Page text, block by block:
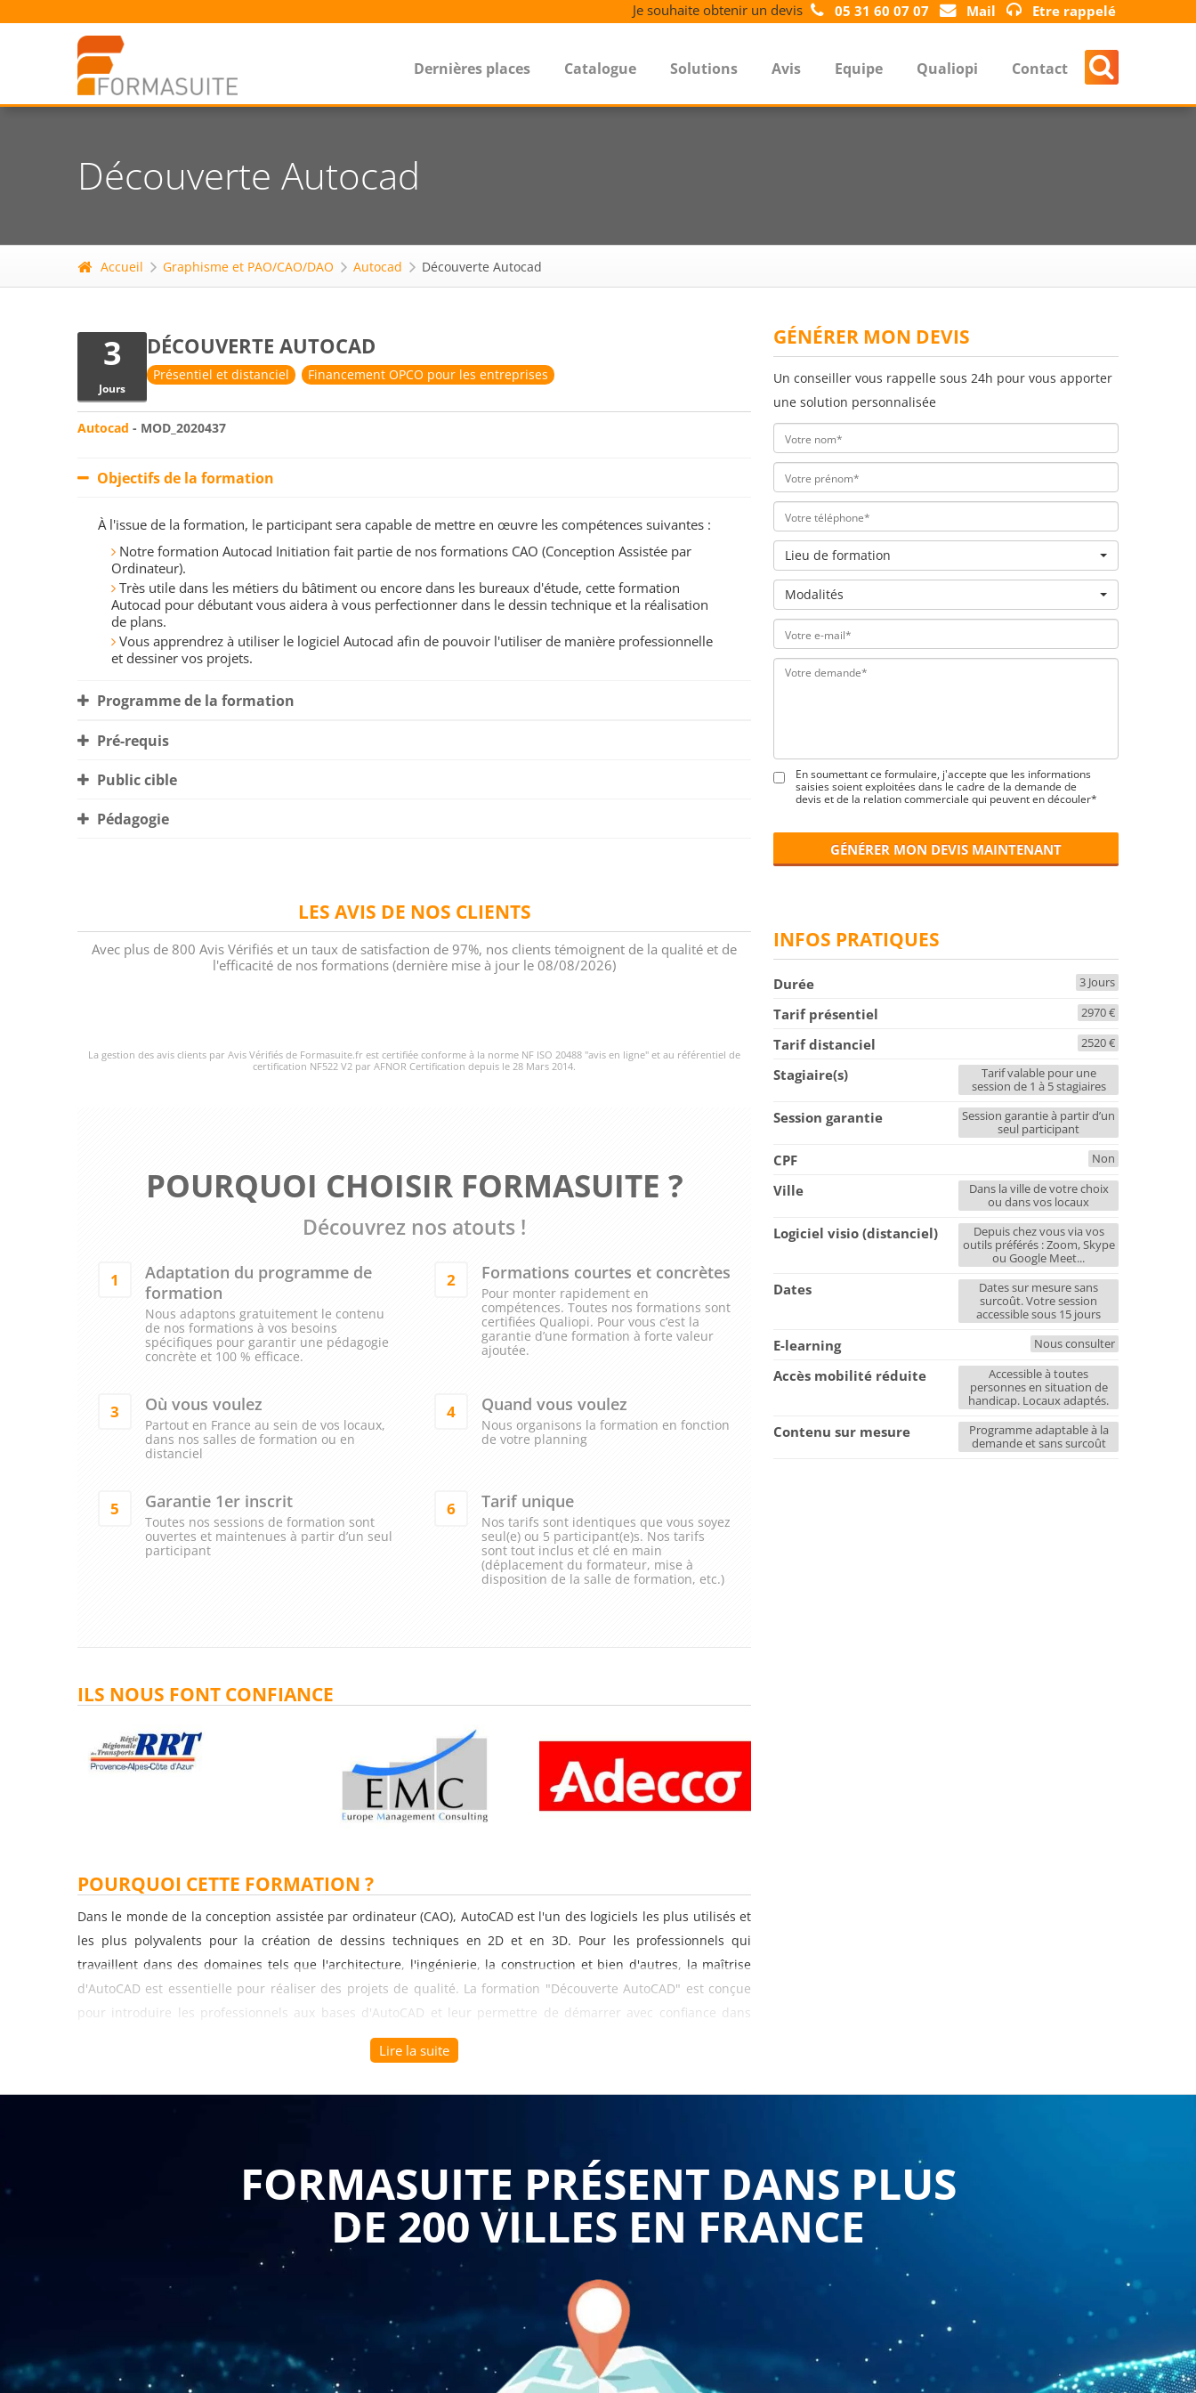
Je souhaite obtenir un devis 05 31 60 07 07 Mail Etre rappelé
Dernières places Catalogue Solutions Avis Equipe Qualiopi Contact
Découverte Autocad
Accueil Graphisme et PAO/CAO/DAO Autocad Découverte Autocad
3
Jours
DÉCOUVERTE AUTOCAD
Présentiel et distanciel Financement OPCO pour les entreprises
Autocad - MOD_2020437
Objectifs de la formation
À l'issue de la formation, le participant sera capable de mettre en œuvre les compétences suivantes :
Notre formation Autocad Initiation fait partie de nos formations CAO (Conception Assistée par
Ordinateur).
Très utile dans les métiers du bâtiment ou encore dans les bureaux d'étude, cette formation
Autocad pour débutant vous aidera à vous perfectionner dans le dessin technique et la réalisation
de plans.
Vous apprendrez à utiliser le logiciel Autocad afin de pouvoir l'utiliser de manière professionnelle
et dessiner vos projets.
Programme de la formation
Pré-requis
Public cible
Pédagogie
LES AVIS DE NOS CLIENTS
Avec plus de 800 Avis Vérifiés et un taux de satisfaction de 97%, nos clients témoignent de la qualité et de
l'efficacité de nos formations (dernière mise à jour le 08/08/2026)
La gestion des avis clients par Avis Vérifiés de Formasuite.fr est certifiée conforme à la norme NF ISO 20488 "avis en ligne" et au référentiel de
certification NF522 V2 par AFNOR Certification depuis le 28 Mars 2014.
POURQUOI CHOISIR FORMASUITE ?
Découvrez nos atouts !
1
Adaptation du programme de
formation
Nous adaptons gratuitement le contenu
de nos formations à vos besoins
spécifiques pour garantir une pédagogie
concrète et 100 % efficace.
2 Formations courtes et concrètes
Pour monter rapidement en
compétences. Toutes nos formations sont
certifiées Qualiopi. Pour vous c’est la
garantie d’une formation à forte valeur
ajoutée.
3 Où vous voulez
Partout en France au sein de vos locaux,
dans nos salles de formation ou en
distanciel
4 Quand vous voulez
Nous organisons la formation en fonction
de votre planning
5 Garantie 1er inscrit
Toutes nos sessions de formation sont
ouvertes et maintenues à partir d’un seul
participant
6 Tarif unique
Nos tarifs sont identiques que vous soyez
seul(e) ou 5 participant(e)s. Nos tarifs
sont tout inclus et clé en main
(déplacement du formateur, mise à
disposition de la salle de formation, etc.)
ILS NOUS FONT CONFIANCE
POURQUOI CETTE FORMATION ?
Dans le monde de la conception assistée par ordinateur (CAO), AutoCAD est l'un des logiciels les plus utilisés et
les plus polyvalents pour la création de dessins techniques en 2D et en 3D. Pour les professionnels qui
travaillent dans des domaines tels que l'architecture, l'ingénierie, la construction et bien d'autres, la maîtrise
d'AutoCAD est essentielle pour réaliser des projets de qualité. La formation "Découverte AutoCAD" est conçue
pour introduire les professionnels aux bases d'AutoCAD et leur permettre de démarrer avec confiance dans
l'utilisation de ce logiciel puissant. Cette formation offre de nombreux avantages pour les professionnels, et les
entreprises ont tout intérêt à la proposer à leur personnel.
Plus précisément, la formation permet d'apprendre les bases de l'interface utilisateur d'AutoCAD. Les
professionnels découvrent les différentes fenêtres, les menus, les barres d'outils et les palettes qui composent
l'environnement de travail d'AutoCAD. Ils apprennent également les commandes de base pour naviguer dans
les dessins, zoomer, déplacer et sélectionner des objets.
La formation "Découverte AutoCAD" permet également d'acquérir des compétences dans la création de dessins
en 2D. Les participants apprennent à utiliser les outils de dessin, tels que les lignes, les cercles, les rectangles
et les polylignes, pour créer des formes précises. Ils découvrent comment modifier ces objets, les déplacer, les
faire pivoter et les dimensionner.
Lire la suite
GÉNÉRER MON DEVIS
Un conseiller vous rappelle sous 24h pour vous apporter
une solution personnalisée
Lieu de formation
Modalités
En soumettant ce formulaire, j'accepte que les informations
saisies soient exploitées dans le cadre de la demande de
devis et de la relation commerciale qui peuvent en découler*
GÉNÉRER MON DEVIS MAINTENANT
INFOS PRATIQUES
Durée 3 Jours
Tarif présentiel 2970 €
Tarif distanciel 2520 €
Stagiaire(s)
Tarif valable pour une
session de 1 à 5 stagiaires
Session garantie
Session garantie à partir d’un
seul participant
CPF Non
Ville
Dans la ville de votre choix
ou dans vos locaux
Logiciel visio (distanciel)
Depuis chez vous via vos
outils préférés : Zoom, Skype
ou Google Meet...
Dates
Dates sur mesure sans
surcoût. Votre session
accessible sous 15 jours
E-learning Nous consulter
Accès mobilité réduite
Accessible à toutes
personnes en situation de
handicap. Locaux adaptés.
Contenu sur mesure
Programme adaptable à la
demande et sans surcoût
FORMASUITE PRÉSENT DANS PLUS
DE 200 VILLES EN FRANCE